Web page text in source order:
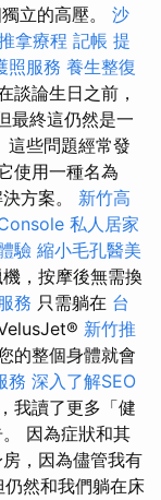
立的高壓。 沙
拿療程 記帳 提
照服務 養生整復
談論生日之前，
最終這仍然是一
這些問題經常發
使用一種名為
方案。 新竹高
私人居家
驗 縮小毛孔醫美
，按摩後無需換
務 只需躺在 台
新竹推
的整個身體就會
務 深入了解SEO
我讀了更多「健
因為症狀和其
，因為儘管我有
然和我們躺在床